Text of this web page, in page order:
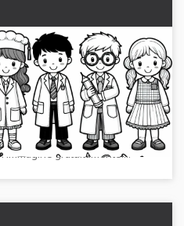
Bambini che si
travestono da scienziati
– Disegno da colorare
gratuito
Bambini come scienziati
scoprono e diventano creativi in
un disegno da colorare. Scarica
l'immagine gratuitamente!...